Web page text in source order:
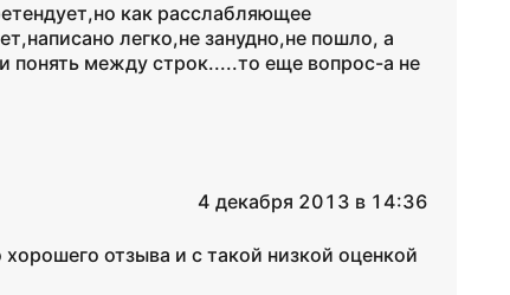
как расслабляющее
легко,не занудно,не пошло, а
понять между строк.....то еще вопрос-а не
4 декабря 2013 в 14:36
отзыва и с такой низкой оценкой